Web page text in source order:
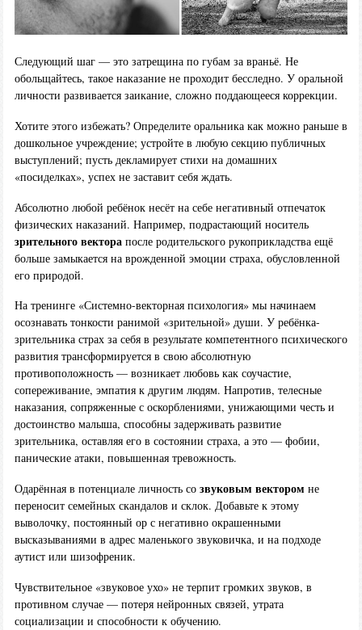
Следующий шаг — это затрещина по губам за враньё. Не
обольщайтесь, такое наказание не проходит бесследно. У оральной
личности развивается заикание, сложно поддающееся коррекции.
Хотите этого избежать? Определите оральника как можно раньше в
дошкольное учреждение; устройте в любую секцию публичных
выступлений; пусть декламирует стихи на домашних
«посиделках», успех не заставит себя ждать.
Абсолютно любой ребёнок несёт на себе негативный отпечаток
физических наказаний. Например, подрастающий носитель
зрительного векторапосле родительского рукоприкладства ещё
больше замыкается на врожденной эмоции страха, обусловленной
его природой.
На тренинге «Системно-векторная психология» мы начинаем
осознавать тонкости ранимой «зрительной» души. У ребёнка-
зрительника страх за себя в результате компетентного психического
развития трансформируется в свою абсолютную
противоположность — возникает любовь как соучастие,
сопереживание, эмпатия к другим людям. Напротив, телесные
наказания, сопряженные с оскорблениями, унижающими честь и
достоинство малыша, способны задерживать развитие
зрительника, оставляя его в состоянии страха, а это — фобии,
панические атаки, повышенная тревожность.
Одарённая в потенциале личность со звуковым вектором не
переносит семейных скандалов и склок. Добавьте к этому
выволочку, постоянный ор с негативно окрашенными
высказываниями в адрес маленького звуковичка, и на подходе
аутист или шизофреник.
Чувствительное «звуковое ухо» не терпит громких звуков, в
противном случае — потеря нейронных связей, утрата
социализации и способности к обучению.